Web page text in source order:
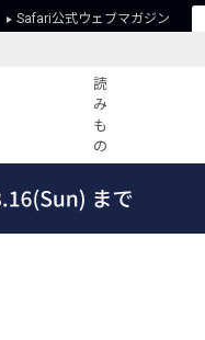
Safari公式ウェブマガジン
読
み
も
の